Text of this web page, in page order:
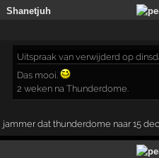
Shanetjuh
Uitspraak van verwijderd op
Das mooi.
2 weken na Thunderdome.
jammer dat thunderdome naar 15